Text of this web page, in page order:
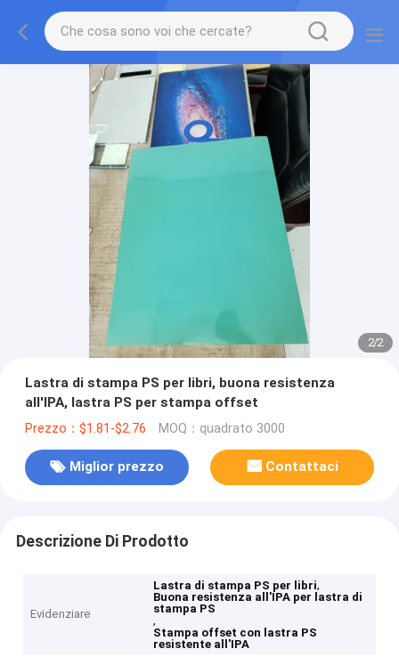
2/2
Lastra di stampa PS per libri, buona resistenza
all'IPA, lastra PS per stampa offset
Prezzo：$1.81-$2.76 MOQ：quadrato 3000
Miglior prezzo Contattaci
Descrizione Di Prodotto
Evidenziare
Lastra di stampa PS per libri,
Buona resistenza all'IPA per lastra di
stampa PS
,
Stampa offset con lastra PS
resistente all'IPA